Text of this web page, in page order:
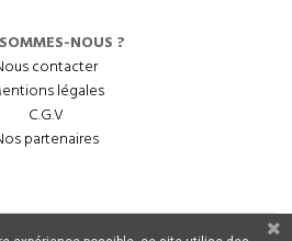
NOUS ?
contacter
légales
C.G.V
partenaires